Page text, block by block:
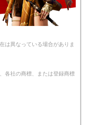
は異なっている場合がありま
各社の商標、または登録商標